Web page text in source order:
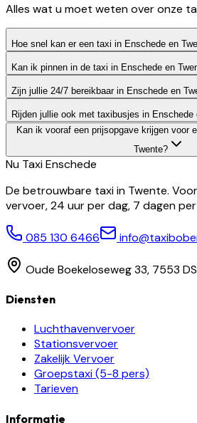
Alles wat u moet weten over onze
Hoe snel kan er een taxi in Enschede en
Kan ik pinnen in de taxi in Enschede en
Zijn jullie 24/7 bereikbaar in Enschede en
Rijden jullie ook met taxibusjes in Enschede
Kan ik vooraf een prijsopgave krijgen voor
Twente?
Nu TaxiEnschede
De betrouwbare taxi in Twente.
vervoer, 24 uur per dag, 7 dagen
085 130 6466
Oude Boekeloseweg 33, 7553
Diensten
Luchthavenvervoer
Stationsvervoer
Zakelijk Vervoer
Groepstaxi (5-8 pers)
Tarieven
Informatie